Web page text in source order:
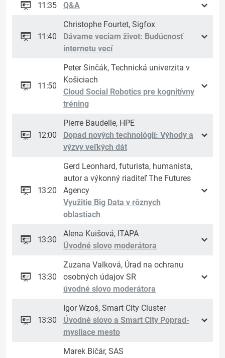
11:35
Q&A
11:40
Christophe Fourtet, Sigfox
Dávame veciam život: Budúcnosť
internetu vecí
11:50
Peter Sinčák, Technická univerzita v
Košiciach
Cloud Social Robotics pre kognitívny
tréning
12:00
Pierre Baudelle, HPE
Dopad nových technológií: Výhody a
výzvy veľkých dát
13:20
Gerd Leonhard, futurista, humanista,
autor a výkonný riaditeľ The Futures
Agency
Využitie Big Data v rôznych
oblastiach
13:30
Alena Kuišová, ITAPA
Úvodné slovo moderátora
13:30
Zuzana Valková, Úrad na ochranu
osobných údajov SR
úvodné slovo moderátora
13:30
Igor Wzoš, Smart City Cluster
Úvodné slovo a Smart City Poprad-
mysliace mesto
Marek Bičár, SAS